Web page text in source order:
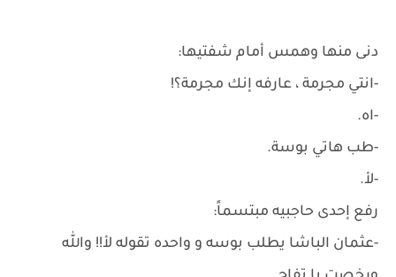
دنى منها وهمس أمام شفتيها:
-انتي مجرمة ، عارفه إنك مجرمة؟!
-اه.
-طب هاتي بوسة.
-لأ.
رفع إحدى حاجبيه مبتسماً:
-عثمان الباشا يطلب بوسه و واحده تقوله لأ!! والله